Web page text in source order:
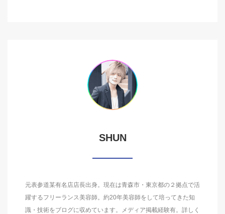
SHUN
元表参道某有名店店長出身。現在は青森市・東京都の２拠点で活
躍するフリーランス美容師。約20年美容師をして培ってきた知
識・技術をブログに収めています。メディア掲載経験有。詳しく